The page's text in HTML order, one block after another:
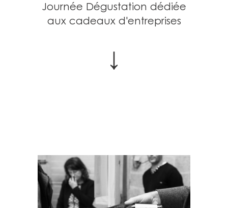
Journée Dégustation dédiée
aux cadeaux d'entreprises
↓